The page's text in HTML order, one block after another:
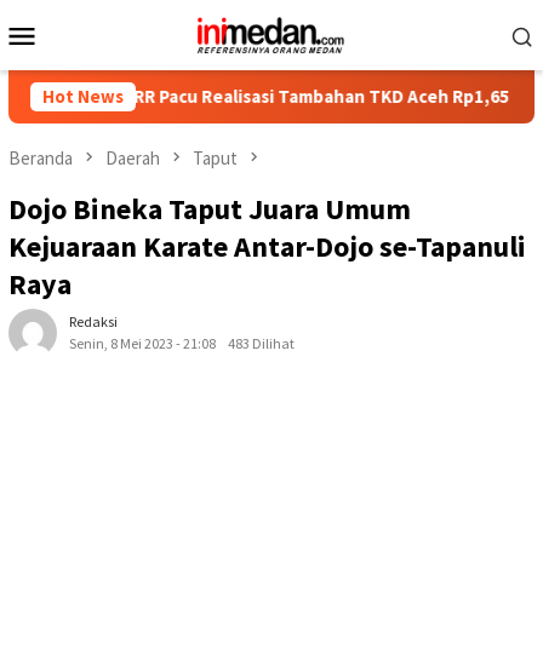
ke
Mobile
Hot News
Pacu Realisasi Tambahan TKD Aceh Rp1,65 Triliun, Pastikan
Beranda Daerah Taput
Dojo Bineka Taput Juara Umum
Kejuaraan Karate Antar-Dojo se-Tapanuli
Raya
Redaksi
Senin, 8 Mei 2023 - 21:08
483 Dilihat